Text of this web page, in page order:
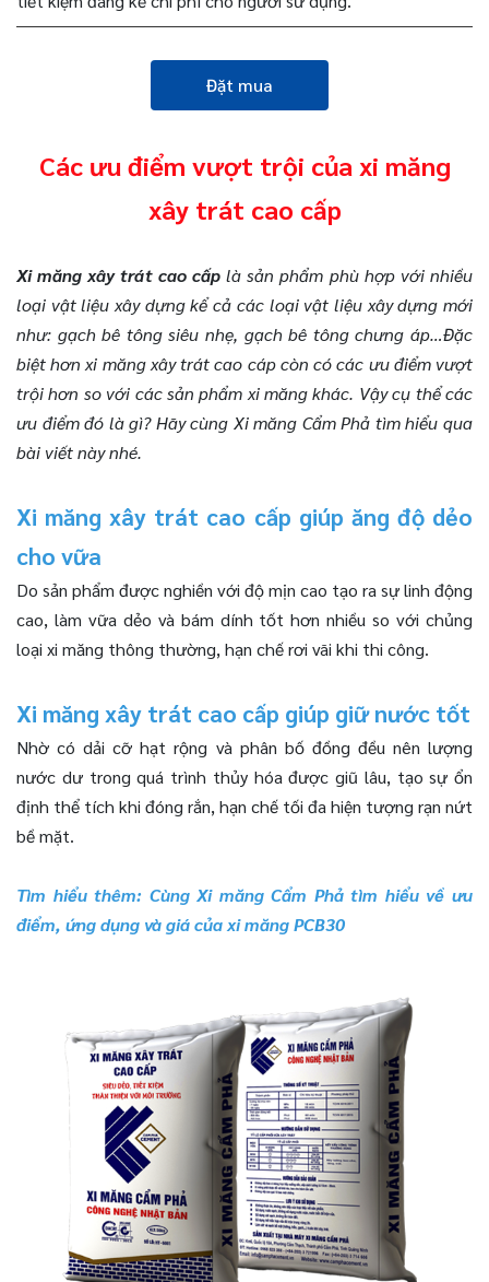
Đặt mua
Các ưu điểm vượt trội của xi măng
xây trát cao cấp
Xi măng xây trát cao cấplà sản phẩm phù hợp với nhiều
loại vật liệu xây dựng kể cả các loại vật liệu xây dựng mới
như: gạch bê tông siêu nhẹ, gạch bê tông chưng áp…Đặc
biệt hơn xi măng xây trát cao cáp còn có các ưu điểm vượt
trội hơn so với các sản phẩm xi măng khác. Vậy cụ thể các
ưu điểm đó là gì? Hãy cùng Xi măng Cẩm Phả tìm hiểu qua
bài viết này nhé.
Xi măng xây trát cao cấp giúp ăng độ dẻo
cho vữa
Do sản phẩm được nghiền với độ mịn cao tạo ra sự linh động
cao, làm vữa dẻo và bám dính tốt hơn nhiều so với chủng
loại xi măng thông thường, hạn chế rơi vãi khi thi công.
Xi măng xây trát cao cấp giúp giữ nước tốt
Nhờ có dải cỡ hạt rộng và phân bố đồng đều nên lượng
nước dư trong quá trình thủy hóa được giũ lâu, tạo sự ổn
định thể tích khi đóng rắn, hạn chế tối đa hiện tượng rạn nứt
bề mặt.
Tìm hiểu thêm: Cùng Xi măng Cẩm Phả tìm hiểu về ưu
điểm, ứng dụng và giá của xi măng PCB30